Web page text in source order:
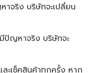
จริง บริษัทจะเปลี่ยน
ปัญหาจริง บริษัทจะ
ะเช็คสินค้าทุกครั้ง หาก